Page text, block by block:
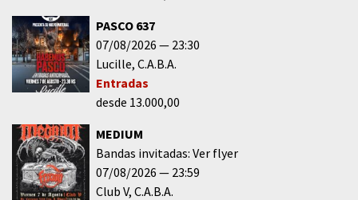
PASCO 637
07/08/2026
23:30
Lucille C.A.B.A.
Entradas
desde 13.000,00
MEDIUM
Bandas invitadas: Ver flyer
07/08/2026
23:59
Club V C.A.B.A.